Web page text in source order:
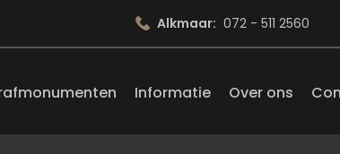
Informatie Over ons
Alkmaar: 072 - 511 2560